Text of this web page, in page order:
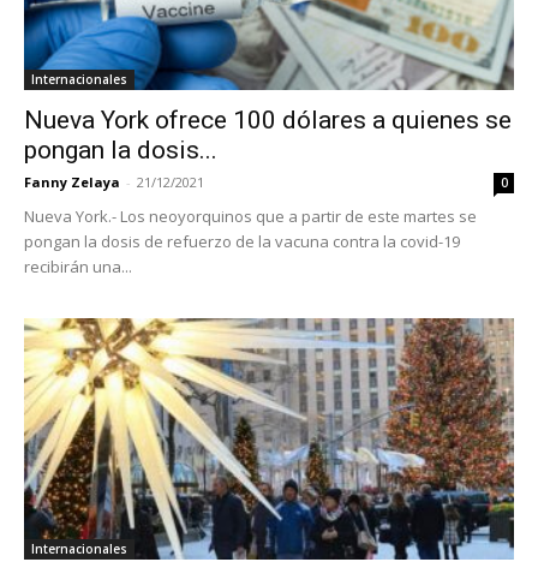
Internacionales
Nueva York ofrece 100 dólares a quienes se
pongan la dosis...
Fanny Zelaya - 21/12/2021 0
Nueva York.- Los neoyorquinos que a partir de este martes se
pongan la dosis de refuerzo de la vacuna contra la covid-19
recibirán una...
Internacionales